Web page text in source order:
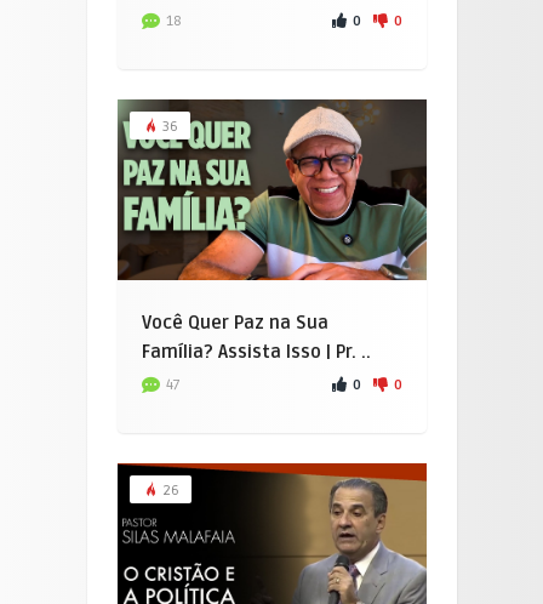
18 0 0
36
Você Quer Paz na Sua
Família? Assista Isso | Pr. ..
47 0 0
26